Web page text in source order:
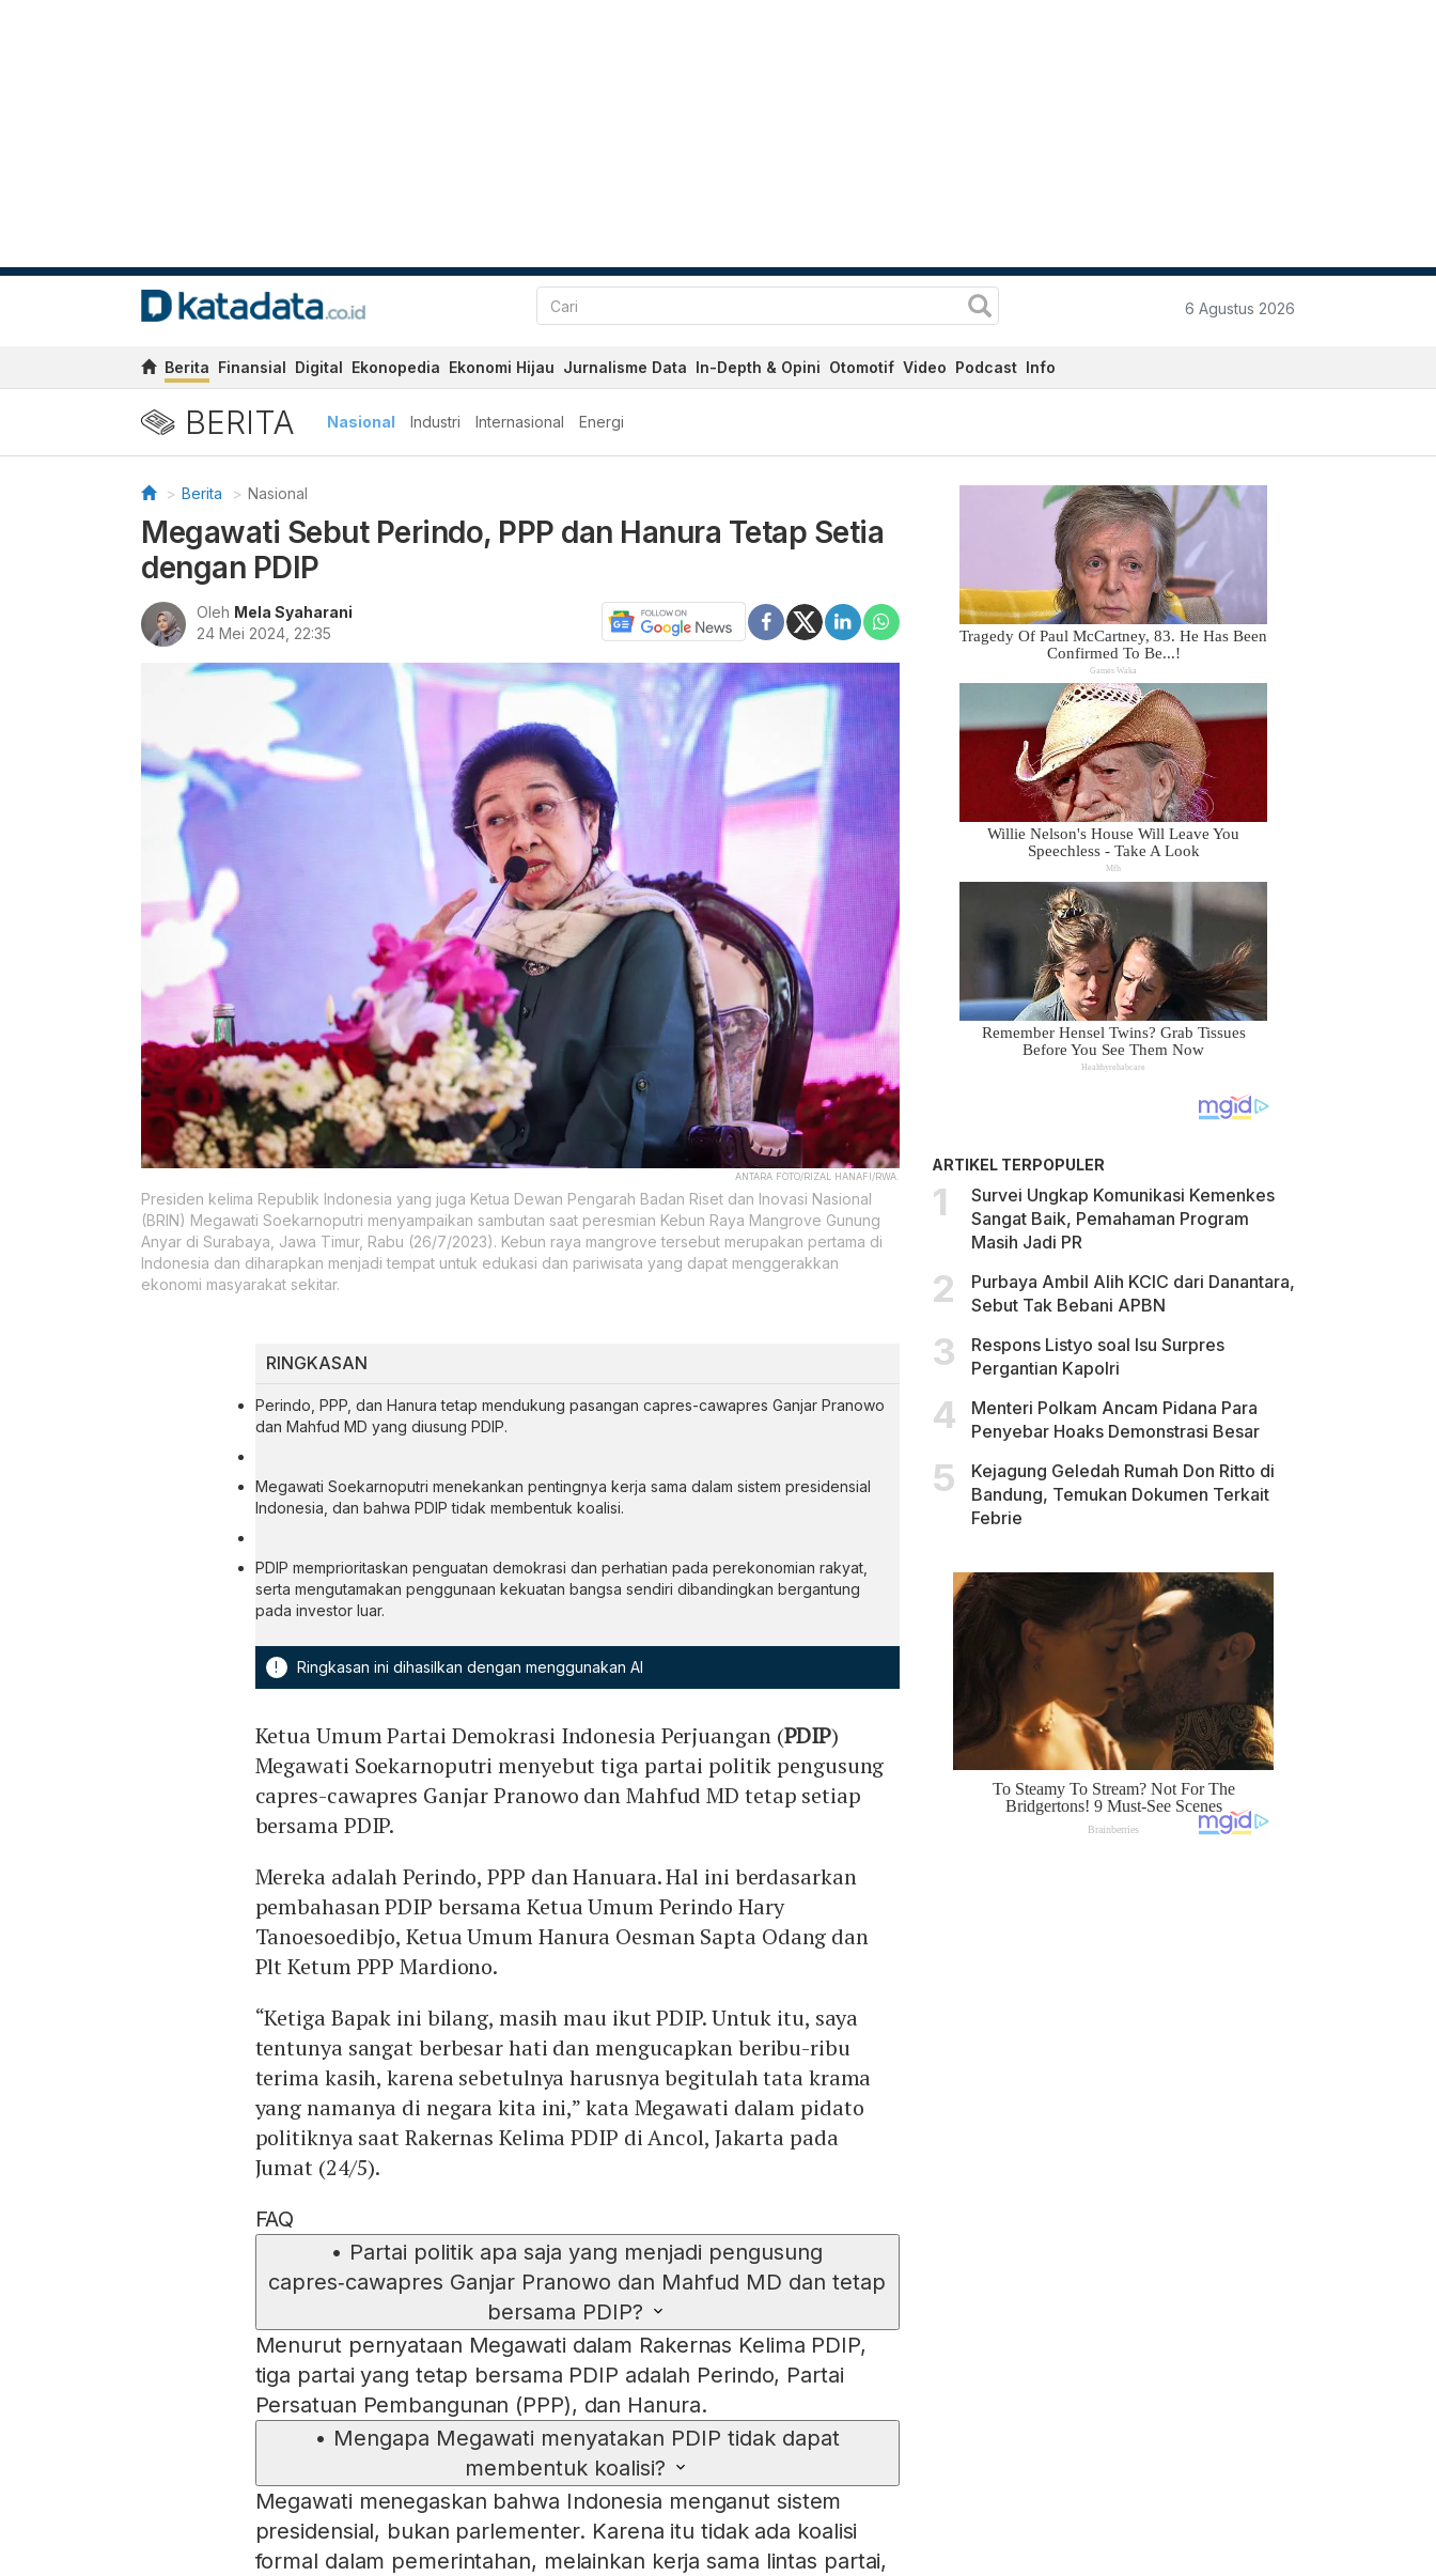
6 Agustus 2026
Berita Finansial Digital Ekonopedia Ekonomi Hijau Jurnalisme Data In-Depth & Opini Otomotif Video Podcast Info
BERITA Nasional Industri Internasional Energi
Berita Nasional
Megawati Sebut Perindo, PPP dan Hanura Tetap Setia
dengan PDIP
Oleh Mela Syaharani
24 Mei 2024, 22:35
ANTARA FOTO/RIZAL HANAFI/RWA.
Presiden kelima Republik Indonesia yang juga Ketua Dewan Pengarah Badan Riset dan Inovasi Nasional
(BRIN) Megawati Soekarnoputri menyampaikan sambutan saat peresmian Kebun Raya Mangrove Gunung
Anyar di Surabaya, Jawa Timur, Rabu (26/7/2023). Kebun raya mangrove tersebut merupakan pertama di
Indonesia dan diharapkan menjadi tempat untuk edukasi dan pariwisata yang dapat menggerakkan
ekonomi masyarakat sekitar.
RINGKASAN
Perindo, PPP, dan Hanura tetap mendukung pasangan capres-cawapres Ganjar Pranowo
dan Mahfud MD yang diusung PDIP.
Megawati Soekarnoputri menekankan pentingnya kerja sama dalam sistem presidensial
Indonesia, dan bahwa PDIP tidak membentuk koalisi.
PDIP memprioritaskan penguatan demokrasi dan perhatian pada perekonomian rakyat,
serta mengutamakan penggunaan kekuatan bangsa sendiri dibandingkan bergantung
pada investor luar.
! Ringkasan ini dihasilkan dengan menggunakan AI
Ketua Umum Partai Demokrasi Indonesia Perjuangan (PDIP)
Megawati Soekarnoputri menyebut tiga partai politik pengusung
capres-cawapres Ganjar Pranowo dan Mahfud MD tetap setiap
bersama PDIP.
Mereka adalah Perindo, PPP dan Hanuara. Hal ini berdasarkan
pembahasan PDIP bersama Ketua Umum Perindo Hary
Tanoesoedibjo, Ketua Umum Hanura Oesman Sapta Odang dan
Plt Ketum PPP Mardiono.
“Ketiga Bapak ini bilang, masih mau ikut PDIP. Untuk itu, saya
tentunya sangat berbesar hati dan mengucapkan beribu-ribu
terima kasih, karena sebetulnya harusnya begitulah tata krama
yang namanya di negara kita ini,” kata Megawati dalam pidato
politiknya saat Rakernas Kelima PDIP di Ancol, Jakarta pada
Jumat (24/5).
FAQ
• Partai politik apa saja yang menjadi pengusung
capres‑cawapres Ganjar Pranowo dan Mahfud MD dan tetap
bersama PDIP?
Menurut pernyataan Megawati dalam Rakernas Kelima PDIP,
tiga partai yang tetap bersama PDIP adalah Perindo, Partai
Persatuan Pembangunan (PPP), dan Hanura.
• Mengapa Megawati menyatakan PDIP tidak dapat
membentuk koalisi?
Megawati menegaskan bahwa Indonesia menganut sistem
presidensial, bukan parlementer. Karena itu tidak ada koalisi
formal dalam pemerintahan, melainkan kerja sama lintas partai,
ARTIKEL TERPOPULER
Survei Ungkap Komunikasi Kemenkes
Sangat Baik, Pemahaman Program
Masih Jadi PR
Purbaya Ambil Alih KCIC dari Danantara,
Sebut Tak Bebani APBN
Respons Listyo soal Isu Surpres
Pergantian Kapolri
Menteri Polkam Ancam Pidana Para
Penyebar Hoaks Demonstrasi Besar
Kejagung Geledah Rumah Don Ritto di
Bandung, Temukan Dokumen Terkait
Febrie